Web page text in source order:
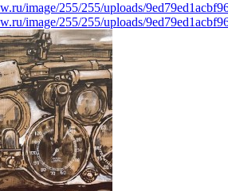
image/255/255/uploads/
image/255/255/uploads/